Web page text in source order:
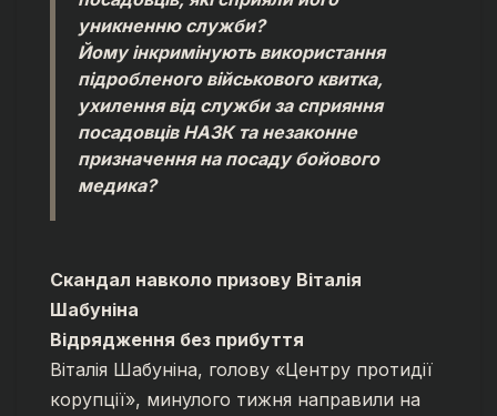
уникненню служби?
Йому інкримінують використання
підробленого військового квитка,
ухилення від служби за сприяння
посадовців НАЗК та незаконне
призначення на посаду бойового
медика?
Скандал навколо призову Віталія
Шабуніна
Відрядження без прибуття
Віталія Шабуніна, голову «Центру протидії
корупції», минулого тижня направили на